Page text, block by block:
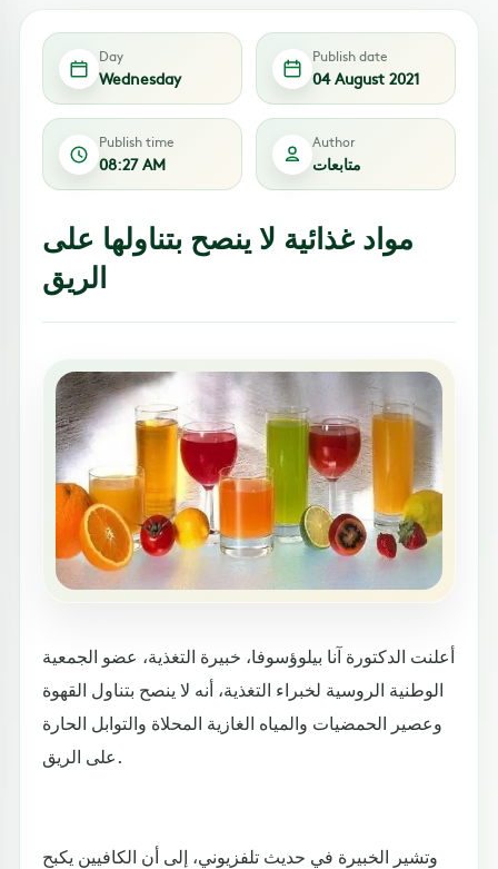
Day
Wednesday
Publish date
04 August 2021
Publish time
08:27 AM
Author
متابعات
مواد غذائية لا ينصح بتناولها على
الريق
أعلنت الدكتورة آنا بيلوؤسوفا، خبيرة التغذية، عضو الجمعية
الوطنية الروسية لخبراء التغذية، أنه لا ينصح بتناول القهوة
وعصير الحمضيات والمياه الغازية المحلاة والتوابل الحارة
على الريق.
وتشير الخبيرة في حديث تلفزيوني، إلى أن الكافيين يكبح